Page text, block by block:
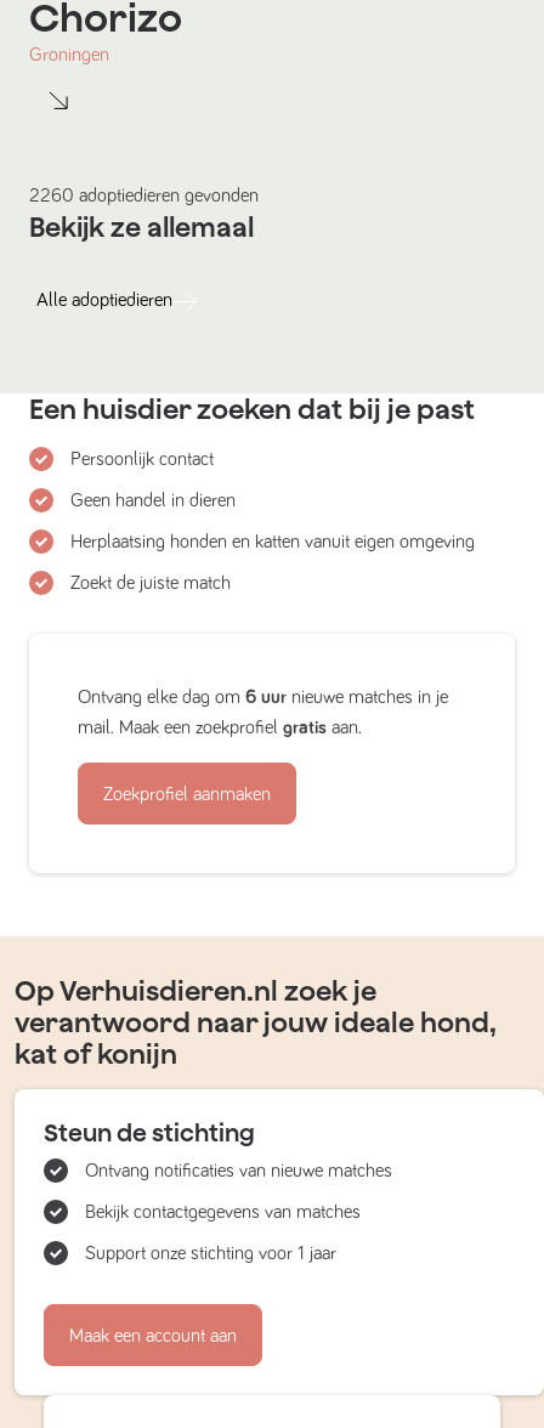
Chorizo
Groningen
2260 adoptiedieren gevonden
Bekijk ze allemaal
Alle adoptiedieren
Een huisdier zoeken dat bij je past
Persoonlijk contact
Geen handel in dieren
Herplaatsing honden en katten vanuit eigen omgeving
Zoekt de juiste match
Ontvang elke dag om 6 uur nieuwe matches in je
mail. Maak een zoekprofiel gratis aan.
Zoekprofiel aanmaken
Op Verhuisdieren.nl zoek je
verantwoord naar jouw ideale hond,
kat of konijn
Steun de stichting
Ontvang notificaties van nieuwe matches
Bekijk contactgegevens van matches
Support onze stichting voor 1 jaar
Maak een account aan